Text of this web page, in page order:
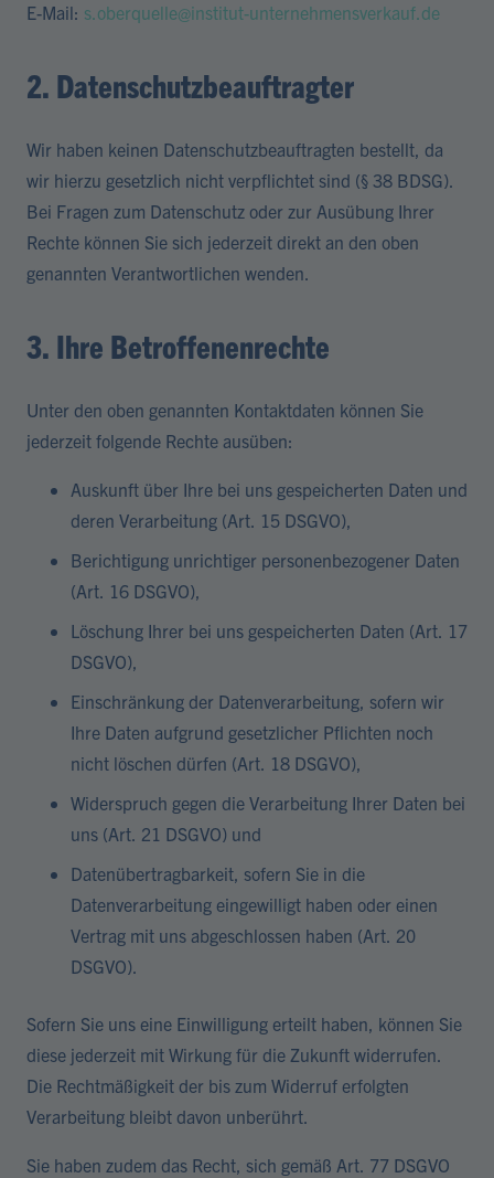
E-Mail: s.oberquelle@institut-unternehmensverkauf.de
2. Datenschutzbeauftragter
Wir haben keinen Datenschutzbeauftragten bestellt, da
wir hierzu gesetzlich nicht verpflichtet sind (§ 38 BDSG).
Bei Fragen zum Datenschutz oder zur Ausübung Ihrer
Rechte können Sie sich jederzeit direkt an den oben
genannten Verantwortlichen wenden.
3. Ihre Betroffenenrechte
Unter den oben genannten Kontaktdaten können Sie
jederzeit folgende Rechte ausüben:
Auskunft über Ihre bei uns gespeicherten Daten und
deren Verarbeitung (Art. 15 DSGVO),
Berichtigung unrichtiger personenbezogener Daten
(Art. 16 DSGVO),
Löschung Ihrer bei uns gespeicherten Daten (Art. 17
DSGVO),
Einschränkung der Datenverarbeitung, sofern wir
Ihre Daten aufgrund gesetzlicher Pflichten noch
nicht löschen dürfen (Art. 18 DSGVO),
Widerspruch gegen die Verarbeitung Ihrer Daten bei
uns (Art. 21 DSGVO) und
Datenübertragbarkeit, sofern Sie in die
Datenverarbeitung eingewilligt haben oder einen
Vertrag mit uns abgeschlossen haben (Art. 20
DSGVO).
Sofern Sie uns eine Einwilligung erteilt haben, können Sie
diese jederzeit mit Wirkung für die Zukunft widerrufen.
Die Rechtmäßigkeit der bis zum Widerruf erfolgten
Verarbeitung bleibt davon unberührt.
Sie haben zudem das Recht, sich gemäß Art. 77 DSGVO